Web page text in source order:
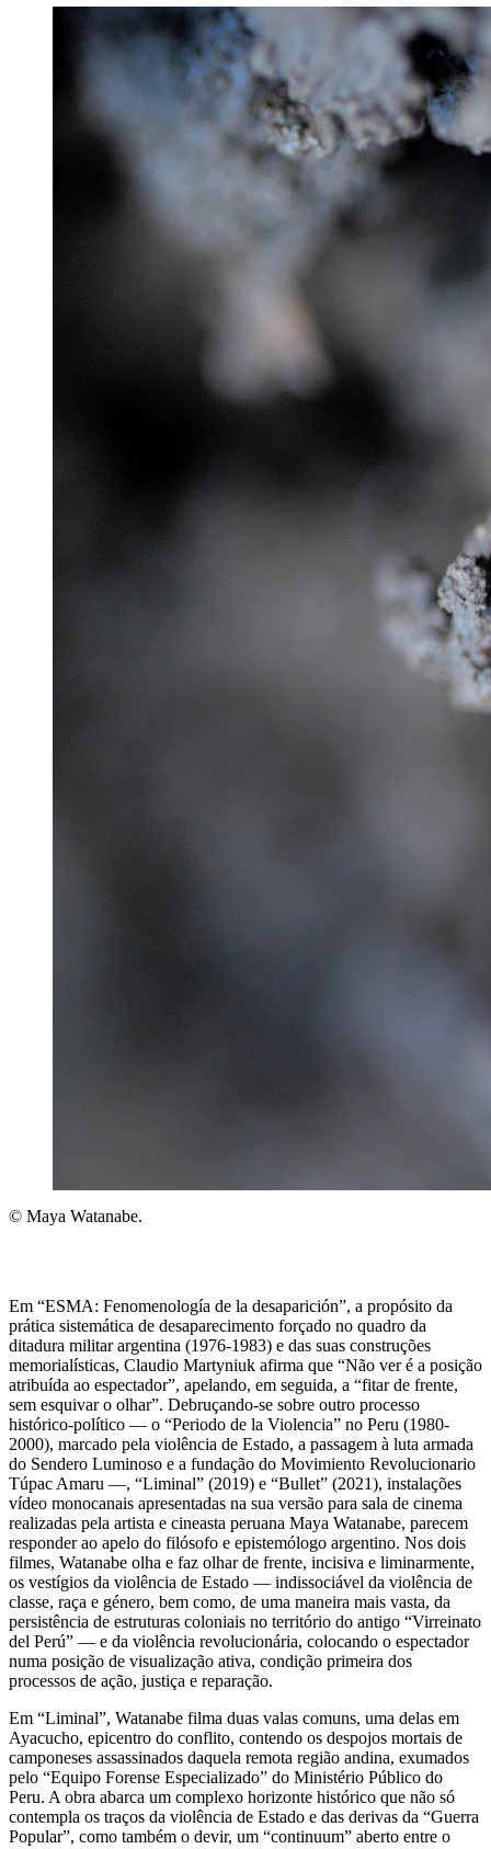
© Maya Watanabe.
Em “ESMA: Fenomenología de la desaparición”, a propósito da
prática sistemática de desaparecimento forçado no quadro da
ditadura militar argentina (1976-1983) e das suas construções
memorialísticas, Claudio Martyniuk afirma que “Não ver é a posição
atribuída ao espectador”, apelando, em seguida, a “fitar de frente,
sem esquivar o olhar”. Debruçando-se sobre outro processo
histórico-político — o “Periodo de la Violencia” no Peru (1980-
2000), marcado pela violência de Estado, a passagem à luta armada
do Sendero Luminoso e a fundação do Movimiento Revolucionario
Túpac Amaru —, “Liminal” (2019) e “Bullet” (2021), instalações
vídeo monocanais apresentadas na sua versão para sala de cinema
realizadas pela artista e cineasta peruana Maya Watanabe, parecem
responder ao apelo do filósofo e epistemólogo argentino. Nos dois
filmes, Watanabe olha e faz olhar de frente, incisiva e liminarmente,
os vestígios da violência de Estado — indissociável da violência de
classe, raça e género, bem como, de uma maneira mais vasta, da
persistência de estruturas coloniais no território do antigo “Virreinato
del Perú” — e da violência revolucionária, colocando o espectador
numa posição de visualização ativa, condição primeira dos
processos de ação, justiça e reparação.
Em “Liminal”, Watanabe filma duas valas comuns, uma delas em
Ayacucho, epicentro do conflito, contendo os despojos mortais de
camponeses assassinados daquela remota região andina, exumados
pelo “Equipo Forense Especializado” do Ministério Público do
Peru. A obra abarca um complexo horizonte histórico que não só
contempla os traços da violência de Estado e das derivas da “Guerra
Popular”, como também o devir, um “continuum” aberto entre o